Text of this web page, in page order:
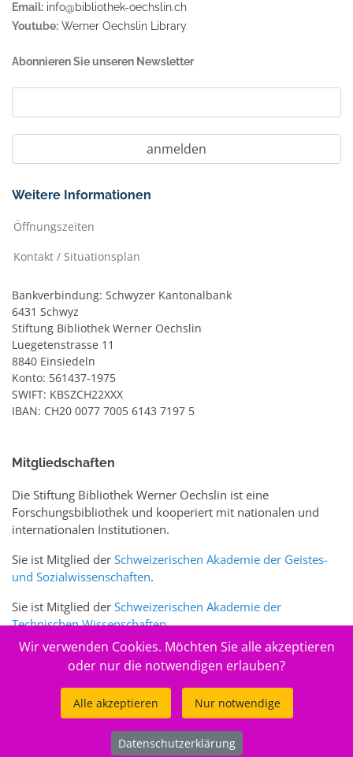
Email: info@bibliothek-oechslin.ch
Youtube: Werner Oechslin Library
Abonnieren Sie unseren Newsletter
Weitere Informationen
Öffnungszeiten
Kontakt / Situationsplan
Bankverbindung: Schwyzer Kantonalbank
6431 Schwyz
Stiftung Bibliothek Werner Oechslin
Luegetenstrasse 11
8840 Einsiedeln
Konto: 561437-1975
SWIFT: KBSZCH22XXX
IBAN: CH20 0077 7005 6143 7197 5
Mitgliedschaften
Die Stiftung Bibliothek Werner Oechslin ist eine
Forschungsbibliothek und kooperiert mit nationalen und
internationalen Institutionen.
Sie ist Mitglied der Schweizerischen Akademie der Geistes-
und Sozialwissenschaften.
Sie ist Mitglied der Schweizerischen Akademie der
Technischen Wissenschaften.
Sie ist zudem Mitglied des Schweizer Portalswww.sciences-
Stiftung Bibliothek Werner Oechslin
Wir verwenden Cookies. Möchten Sie alle akzeptieren
oder nur die notwendigen erlauben?
Alle akzeptieren Nur notwendige
Datenschutzerklärung